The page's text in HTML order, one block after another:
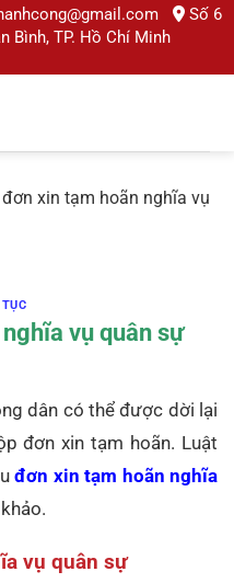
Số 6
Bình, TP. Hồ Chí Minh
xin tạm hoãn nghĩa vụ
vụ quân sự
dân có thể được dời lại
đơn xin tạm hoãn. Luật
đơn xin tạm hoãn nghĩa
vụ quân sự